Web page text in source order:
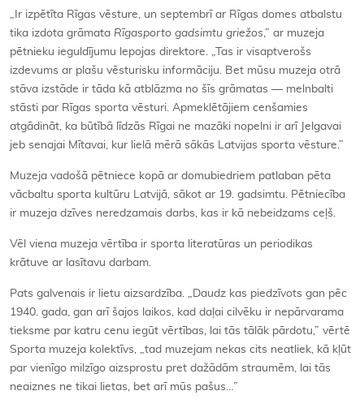
„Ir izpētīta Rīgas vēsture, un septembrī ar Rīgas domes atbalstu
tika izdota grāmata Rīgasporto gadsimtu griežos,” ar muzeja
pētnieku ieguldījumu lepojas direktore. „Tas ir visaptverošs
izdevums ar plašu vēsturisku informāciju. Bet mūsu muzeja otrā
stāva izstāde ir tāda kā atblāzma no šīs grāmatas — melnbalti
stāsti par Rīgas sporta vēsturi. Apmeklētājiem cenšamies
atgādināt, ka būtībā līdzās Rīgai ne mazāki nopelni ir arī Jelgavai
jeb senajai Mītavai, kur lielā mērā sākās Latvijas sporta vēsture.”
Muzeja vadošā pētniece kopā ar domubiedriem patlaban pēta
vācbaltu sporta kultūru Latvijā, sākot ar 19. gadsimtu. Pētniecība
ir muzeja dzīves neredzamais darbs, kas ir kā nebeidzams ceļš.
Vēl viena muzeja vērtība ir sporta literatūras un periodikas
krātuve ar lasītavu darbam.
Pats galvenais ir lietu aizsardzība. „Daudz kas piedzīvots gan pēc
1940. gada, gan arī šajos laikos, kad daļai cilvēku ir nepārvarama
tieksme par katru cenu iegūt vērtības, lai tās tālāk pārdotu,” vērtē
Sporta muzeja kolektīvs, „tad muzejam nekas cits neatliek, kā kļūt
par vienīgo milzīgo aizsprostu pret dažādām straumēm, lai tās
neaiznes ne tikai lietas, bet arī mūs pašus…”